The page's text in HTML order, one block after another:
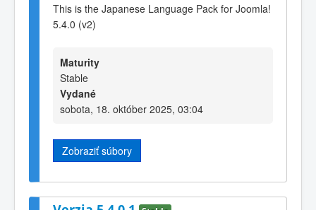
This is the Japanese Language Pack for Joomla!
5.4.0 (v2)
Maturity
Stable
Vydané
sobota, 18. október 2025, 03:04
Zobraziť súbory